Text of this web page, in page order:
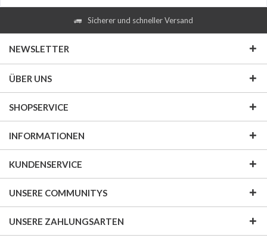
Sicherer und schneller Versand
NEWSLETTER
ÜBER UNS
SHOPSERVICE
INFORMATIONEN
KUNDENSERVICE
UNSERE COMMUNITYS
UNSERE ZAHLUNGSARTEN